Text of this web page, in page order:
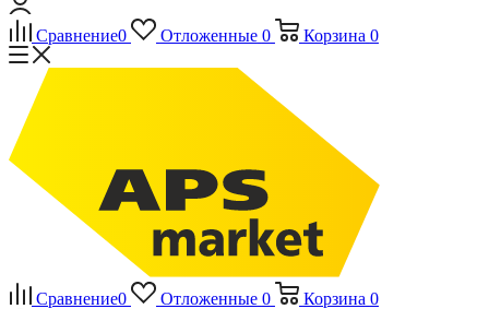
Сравнение0 Отложенные 0 Корзина 0
Сравнение0 Отложенные 0 Корзина 0